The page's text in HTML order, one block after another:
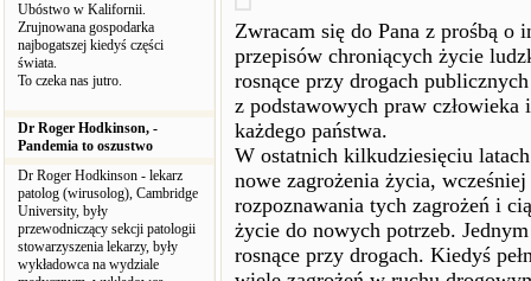
Ubóstwo w Kalifornii.
Zrujnowana gospodarka
najbogatszej kiedyś części
świata.
To czeka nas jutro.
Dr Roger Hodkinson, -
Pandemia to oszustwo
Dr Roger Hodkinson - lekarz
patolog (wirusolog), Cambridge
University, były
przewodniczący sekcji patologii
stowarzyszenia lekarzy, były
wykładowca na wydziale
Zwracam się do Pana z prośbą o
przepisów chroniących życie
rosnące przy drogach
z podstawowych praw człowieka
każdego państwa.
W ostatnich kilkudziesięciu
nowe zagrożenia życia,
rozpoznawania tych zagrożeń i
życie do nowych potrzeb.
rosnące przy drogach. Kiedyś